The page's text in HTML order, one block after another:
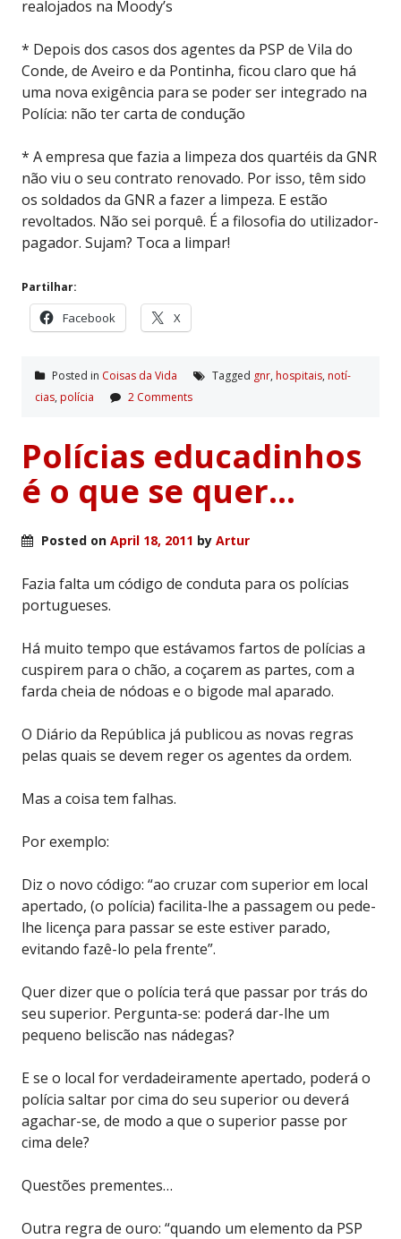
realojados na Moody’s
* Depois dos casos dos agentes da PSP de Vila do
Conde, de Aveiro e da Pontinha, ficou claro que há
uma nova exigência para se poder ser integrado na
Polícia: não ter carta de condução
* A empresa que fazia a limpeza dos quartéis da GNR
não viu o seu contrato renovado. Por isso, têm sido
os soldados da GNR a fazer a limpeza. E estão
revoltados. Não sei porquê. É a filosofia do utilizador-
pagador. Sujam? Toca a limpar!
Partilhar:
Facebook X
Posted in Coisas da Vida Tagged gnr, hospitais, notí­
cias, polí­cia 2 Comments
Polícias educadinhos
é o que se quer…
Posted on April 18, 2011 by Artur
Fazia falta um código de conduta para os polícias
portugueses.
Há muito tempo que estávamos fartos de polícias a
cuspirem para o chão, a coçarem as partes, com a
farda cheia de nódoas e o bigode mal aparado.
O Diário da República já publicou as novas regras
pelas quais se devem reger os agentes da ordem.
Mas a coisa tem falhas.
Por exemplo:
Diz o novo código: “ao cruzar com superior em local
apertado, (o polícia) facilita-lhe a passagem ou pede-
lhe licença para passar se este estiver parado,
evitando fazê-lo pela frente”.
Quer dizer que o polícia terá que passar por trás do
seu superior. Pergunta-se: poderá dar-lhe um
pequeno beliscão nas nádegas?
E se o local for verdadeiramente apertado, poderá o
polícia saltar por cima do seu superior ou deverá
agachar-se, de modo a que o superior passe por
cima dele?
Questões prementes…
Outra regra de ouro: “quando um elemento da PSP